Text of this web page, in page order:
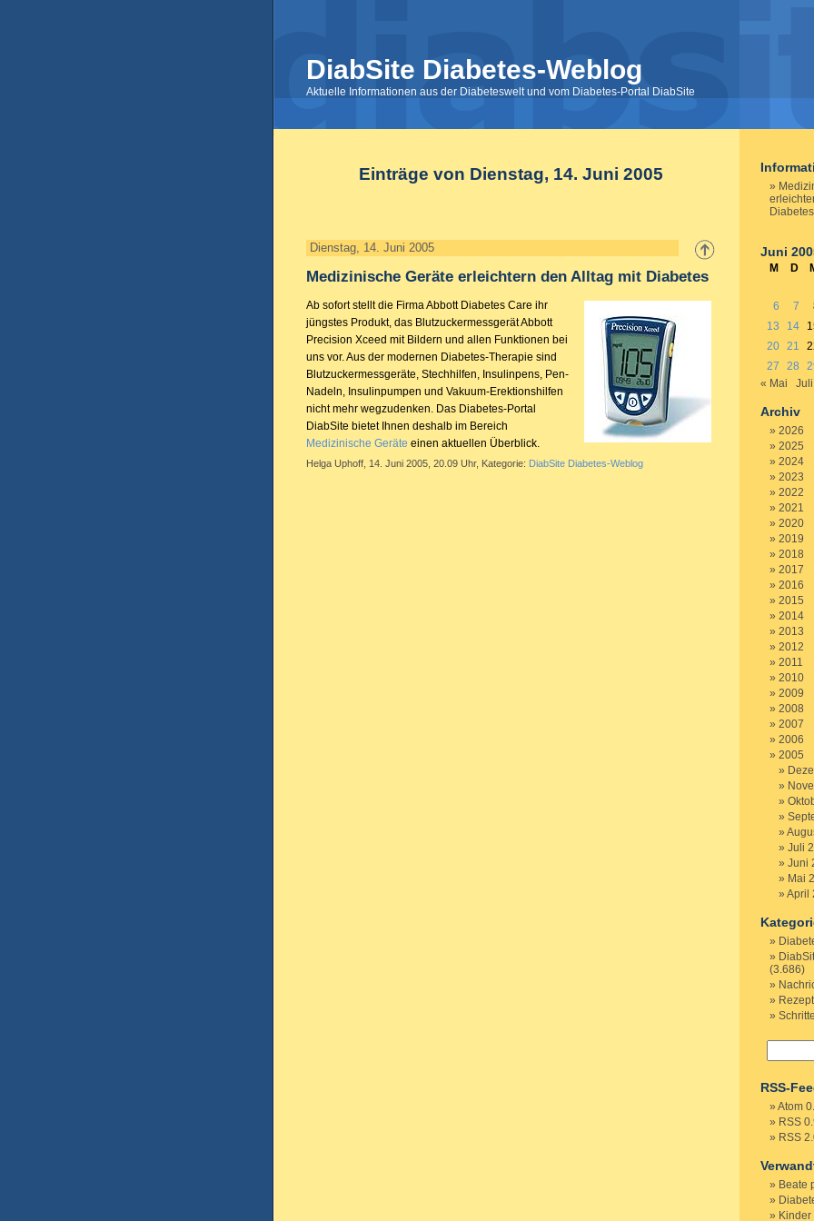
DiabSite Diabetes-Weblog
Aktuelle Informationen aus der Diabeteswelt und vom Diabetes-Portal DiabSite
Einträge von Dienstag, 14. Juni 2005
Dienstag, 14. Juni 2005
Medizinische Geräte erleichtern den Alltag mit Diabetes
Ab sofort stellt die Firma Abbott Diabetes Care ihr
jüngstes Produkt, das Blutzuckermessgerät Abbott
Precision Xceed mit Bildern und allen Funktionen bei
uns vor. Aus der modernen Diabetes-Therapie sind
Blutzuckermessgeräte, Stechhilfen, Insulinpens, Pen-
Nadeln, Insulinpumpen und Vakuum-Erektionshilfen
nicht mehr wegzudenken. Das Diabetes-Portal
DiabSite bietet Ihnen deshalb im Bereich
Medizinische Geräte einen aktuellen Überblick.
Helga Uphoff, 14. Juni 2005, 20.09 Uhr, Kategorie: DiabSite Diabetes-Weblog
Diabetes
Juni
M D
6
7
13
14
20 21
27
28
« Mai
Archiv
2026
2025
2024
2023
2022
2021
2020
2019
2018
2017
2016
2015
2014
2013
2012
2011
2010
2009
2008
2007
2006
2005
Juli
Juni
Mai
April
(3.686)
RSS-
Atom
RSS
RSS
Beate